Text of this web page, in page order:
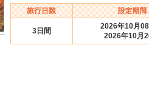
3日間
2026年10月
2026年10月